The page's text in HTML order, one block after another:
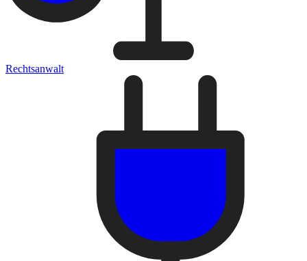
Rechtsanwalt